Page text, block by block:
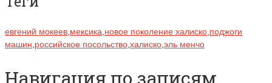
евгений мокеев мексика новое поколение халиско поджоги
машин российское посольство халиско эль менчо
Навигация по записям